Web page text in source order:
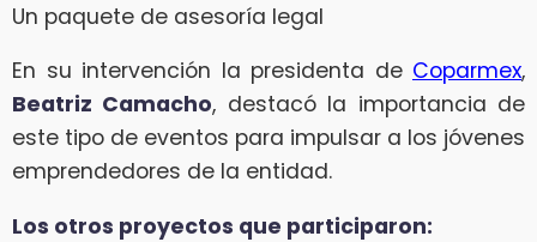
Un paquete de asesoría legal
En su intervención la presidenta de Coparmex,
Beatriz Camacho, destacó la importancia de
este tipo de eventos para impulsar a los jóvenes
emprendedores de la entidad.
Los otros proyectos que participaron: